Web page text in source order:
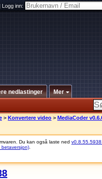
Logg inn:
nedlastinger Mer
> Konvertere video > MediaCoder
Du kan også laste ned v0.8.55.5938